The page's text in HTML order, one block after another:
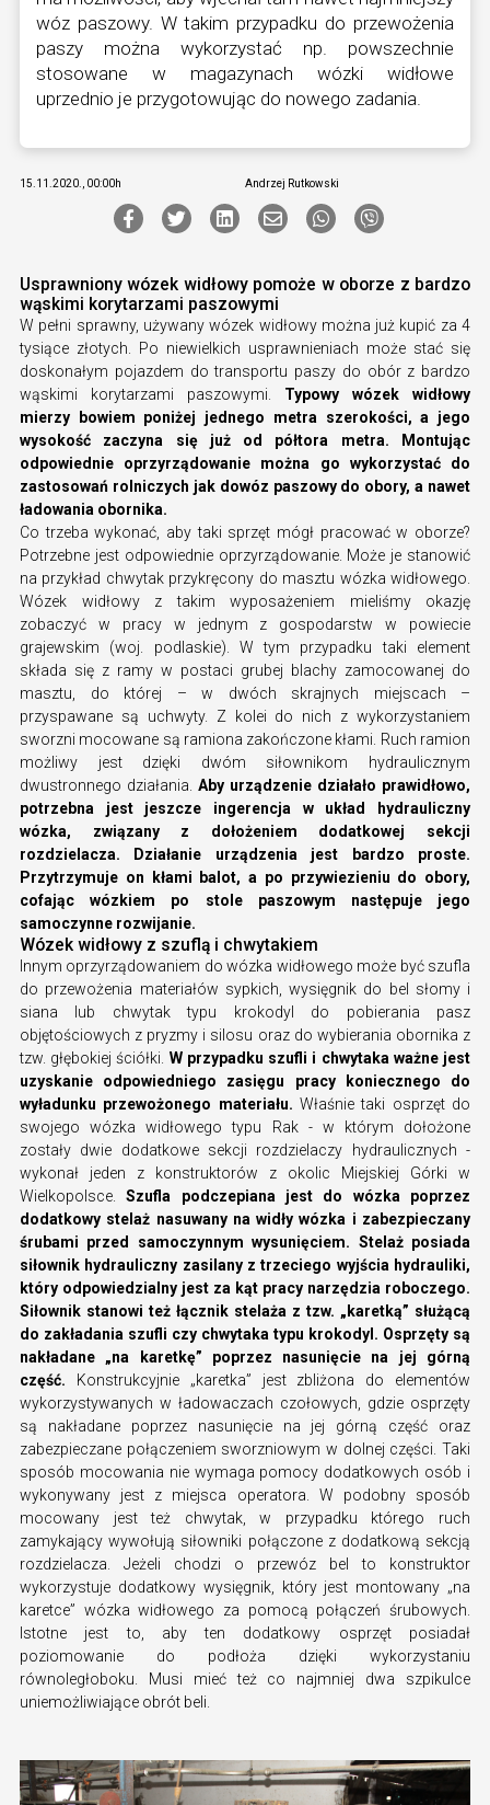
wóz paszowy. W takim przypadku do przewożenia
paszy można wykorzystać np. powszechnie
stosowane w magazynach wózki widłowe
uprzednio je przygotowując do nowego zadania.
15.11.2020., 00:00h Andrzej Rutkowski
Usprawniony wózek widłowy pomoże w oborze z bardzo
wąskimi korytarzami paszowymi
W pełni sprawny, używany wózek widłowy można już kupić za 4
tysiące złotych. Po niewielkich usprawnieniach może stać się
doskonałym pojazdem do transportu paszy do obór z bardzo
wąskimi korytarzami paszowymi. Typowy wózek widłowy
mierzy bowiem poniżej jednego metra szerokości, a jego
wysokość zaczyna się już od półtora metra. Montując
odpowiednie oprzyrządowanie można go wykorzystać do
zastosowań rolniczych jak dowóz paszowy do obory, a nawet
ładowania obornika.
Co trzeba wykonać, aby taki sprzęt mógł pracować w oborze?
Potrzebne jest odpowiednie oprzyrządowanie. Może je stanowić
na przykład chwytak przykręcony do masztu wózka widłowego.
Wózek widłowy z takim wyposażeniem mieliśmy okazję
zobaczyć w pracy w jednym z gospodarstw w powiecie
grajewskim (woj. podlaskie). W tym przypadku taki element
składa się z ramy w postaci grubej blachy zamocowanej do
masztu, do której – w dwóch skrajnych miejscach –
przyspawane są uchwyty. Z kolei do nich z wykorzystaniem
sworzni mocowane są ramiona zakończone kłami. Ruch ramion
możliwy jest dzięki dwóm siłownikom hydraulicznym
dwustronnego działania. Aby urządzenie działało prawidłowo,
potrzebna jest jeszcze ingerencja w układ hydrauliczny
wózka, związany z dołożeniem dodatkowej sekcji
rozdzielacza. Działanie urządzenia jest bardzo proste.
Przytrzymuje on kłami balot, a po przywiezieniu do obory,
cofając wózkiem po stole paszowym następuje jego
samoczynne rozwijanie.
Wózek widłowy z szuflą i chwytakiem
Innym oprzyrządowaniem do wózka widłowego może być szufla
do przewożenia materiałów sypkich, wysięgnik do bel słomy i
siana lub chwytak typu krokodyl do pobierania pasz
objętościowych z pryzmy i silosu oraz do wybierania obornika z
tzw. głębokiej ściółki. W przypadku szufli i chwytaka ważne jest
uzyskanie odpowiedniego zasięgu pracy koniecznego do
wyładunku przewożonego materiału. Właśnie taki osprzęt do
swojego wózka widłowego typu Rak - w którym dołożone
zostały dwie dodatkowe sekcji rozdzielaczy hydraulicznych -
wykonał jeden z konstruktorów z okolic Miejskiej Górki w
Wielkopolsce.Szufla podczepiana jest do wózka poprzez
dodatkowy stelaż nasuwany na widły wózka i zabezpieczany
śrubami przed samoczynnym wysunięciem. Stelaż posiada
siłownik hydrauliczny zasilany z trzeciego wyjścia hydrauliki,
który odpowiedzialny jest za kąt pracy narzędzia roboczego.
Siłownik stanowi też łącznik stelaża z tzw. „karetką” służącą
do zakładania szufli czy chwytaka typu krokodyl. Osprzęty są
nakładane „na karetkę” poprzez nasunięcie na jej górną
część. Konstrukcyjnie „karetka” jest zbliżona do elementów
wykorzystywanych w ładowaczach czołowych, gdzie osprzęty
są nakładane poprzez nasunięcie na jej górną część oraz
zabezpieczane połączeniem sworzniowym w dolnej części. Taki
sposób mocowania nie wymaga pomocy dodatkowych osób i
wykonywany jest z miejsca operatora. W podobny sposób
mocowany jest też chwytak, w przypadku którego ruch
zamykający wywołują siłowniki połączone z dodatkową sekcją
rozdzielacza. Jeżeli chodzi o przewóz bel to konstruktor
wykorzystuje dodatkowy wysięgnik, który jest montowany „na
karetce” wózka widłowego za pomocą połączeń śrubowych.
Istotne jest to, aby ten dodatkowy osprzęt posiadał
poziomowanie do podłoża dzięki wykorzystaniu
równoległoboku. Musi mieć też co najmniej dwa szpikulce
uniemożliwiające obrót beli.